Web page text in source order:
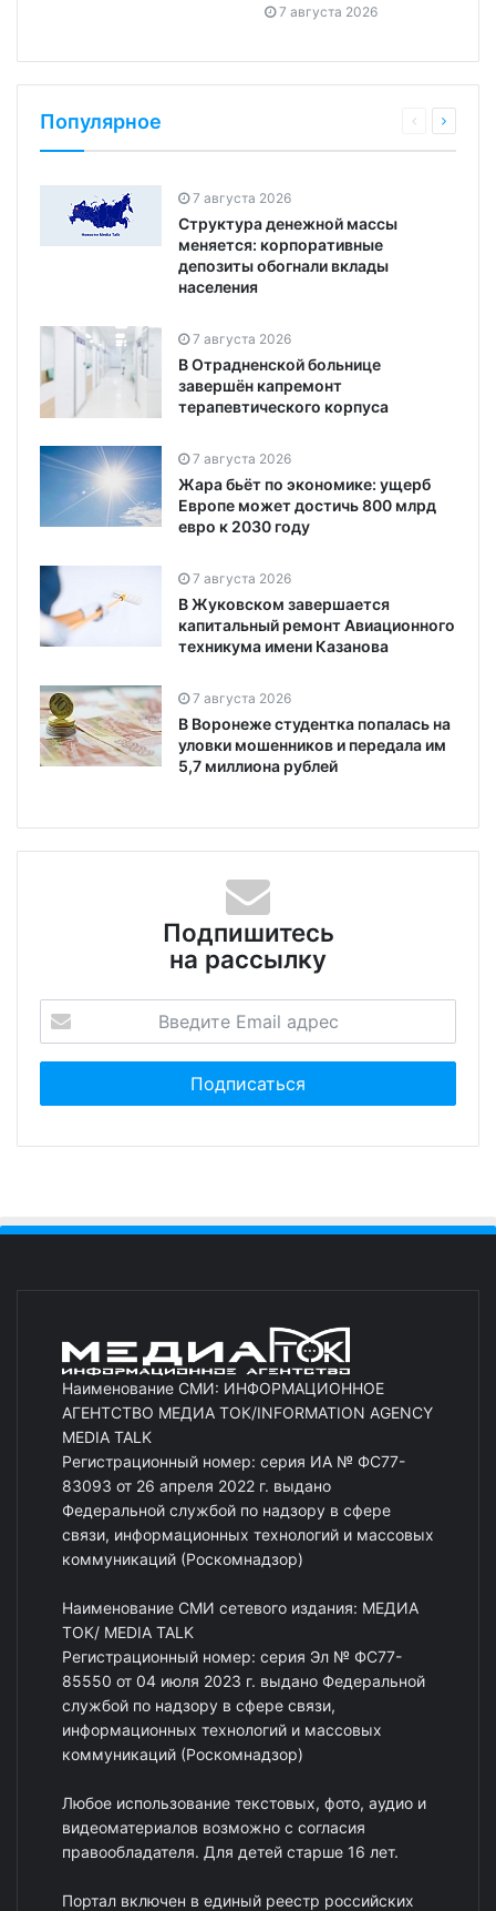
7 августа 2026
Популярное
7 августа 2026
Структура денежной массы
меняется: корпоративные
депозиты обогнали вклады
населения
7 августа 2026
В Отрадненской больнице
завершён капремонт
терапевтического корпуса
7 августа 2026
Жара бьёт по экономике: ущерб
Европе может достичь 800 млрд
евро к 2030 году
7 августа 2026
В Жуковском завершается
капитальный ремонт Авиационного
техникума имени Казанова
7 августа 2026
В Воронеже студентка попалась на
уловки мошенников и передала им
5,7 миллиона рублей
Подпишитесь
на рассылку
Наименование СМИ: ИНФОРМАЦИОННОЕ
АГЕНТСТВО МЕДИА ТОК/INFORMATION AGENCY
MEDIA TALK
Регистрационный номер: серия ИА № ФС77-
83093 от 26 апреля 2022 г. выдано
Федеральной службой по надзору в сфере
связи, информационных технологий и массовых
коммуникаций (Роскомнадзор)
Наименование СМИ сетевого издания: МЕДИА
ТОК/ MEDIA TALK
Регистрационный номер: серия Эл № ФС77-
85550 от 04 июля 2023 г. выдано Федеральной
службой по надзору в сфере связи,
информационных технологий и массовых
коммуникаций (Роскомнадзор)
Любое использование текстовых, фото, аудио и
видеоматериалов возможно с согласия
правообладателя. Для детей старше 16 лет.
Портал включен в единый реестр российских